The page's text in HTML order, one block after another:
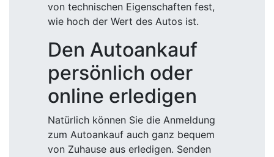
von technischen Eigenschaften fest,
wie hoch der Wert des Autos ist.
Den Autoankauf
persönlich oder
online erledigen
Natürlich können Sie die Anmeldung
zum Autoankauf auch ganz bequem
von Zuhause aus erledigen. Senden